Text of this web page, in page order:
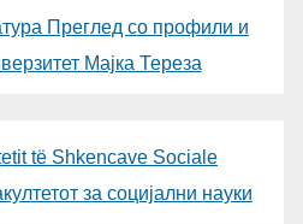
Преглед со профили и
Мајка Тереза
të Shkencave Sociale
за социјални науки